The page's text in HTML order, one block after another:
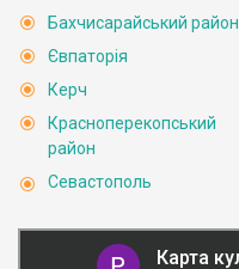
Бахчисарайський район
Євпаторія
Керч
Красноперекопський
район
Севастополь